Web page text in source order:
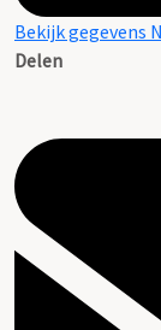
Bekijk gegevens
Delen